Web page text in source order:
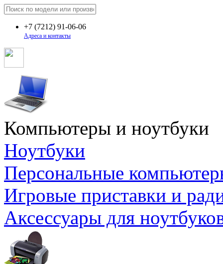
+7 (7212) 91-06-06
Адреса и контакты
Компьютеры и ноутбуки
Ноутбуки
Персональные
Игровые приставки и
Аксессуары для